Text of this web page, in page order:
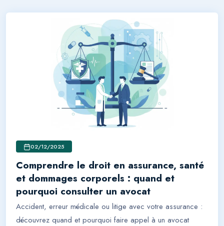
02/12/2025
Comprendre le droit en assurance, santé
et dommages corporels : quand et
pourquoi consulter un avocat
Accident, erreur médicale ou litige avec votre assurance :
découvrez quand et pourquoi faire appel à un avocat